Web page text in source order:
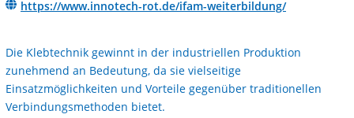
https://www.innotech-rot.de/ifam-weiterbildung/
Die Klebtechnik gewinnt in der industriellen Produktion
zunehmend an Bedeutung, da sie vielseitige
Einsatzmöglichkeiten und Vorteile gegenüber traditionellen
Verbindungsmethoden bietet.